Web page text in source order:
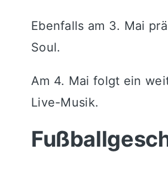
Ebenfalls am 3. Mai
Soul.
Am 4. Mai folgt ein
Live-Musik.